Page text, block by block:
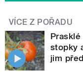
VÍCE Z POŘADU
stopky
jim